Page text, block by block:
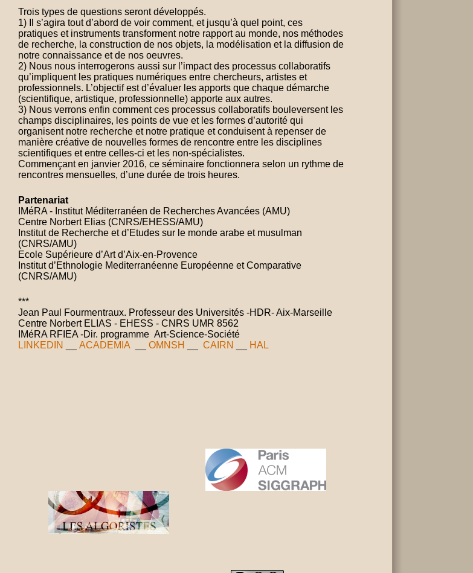
Trois types de questions seront développés.
1) Il s’agira tout d’abord de voir comment, et jusqu’à quel point, ces
pratiques et instruments transforment notre rapport au monde, nos méthodes
de recherche, la construction de nos objets, la modélisation et la diffusion de
notre connaissance et de nos oeuvres.
2) Nous nous interrogerons aussi sur l’impact des processus collaboratifs
qu’impliquent les pratiques numériques entre chercheurs, artistes et
professionnels. L’objectif est d’évaluer les apports que chaque démarche
(scientifique, artistique, professionnelle) apporte aux autres.
3) Nous verrons enfin comment ces processus collaboratifs bouleversent les
champs disciplinaires, les points de vue et les formes d’autorité qui
organisent notre recherche et notre pratique et conduisent à repenser de
manière créative de nouvelles formes de rencontre entre les disciplines
scientifiques et entre celles-ci et les non-spécialistes.
Commençant en janvier 2016, ce séminaire fonctionnera selon un rythme de
rencontres mensuelles, d’une durée de trois heures.
Partenariat
IMéRA - Institut Méditerranéen de Recherches Avancées (AMU)
Centre Norbert Elias (CNRS/EHESS/AMU)
Institut de Recherche et d’Etudes sur le monde arabe et musulman
(CNRS/AMU)
Ecole Supérieure d’Art d’Aix-en-Provence
Institut d’Ethnologie Mediterranéenne Européenne et Comparative
(CNRS/AMU)
***
Jean Paul Fourmentraux. Professeur des Universités -HDR- Aix-Marseille
Centre Norbert ELIAS - EHESS - CNRS UMR 8562
IMéRA RFIEA -Dir. programme Art-Science-Société
LINKEDIN
ACADEMIA OMNSH CAIRN HAL